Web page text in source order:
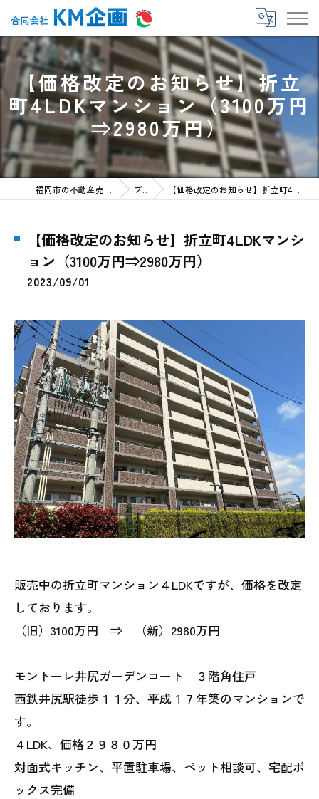
【価格改定のお知らせ】折立
町4LDKマンション（3100万円
⇒2980万円）
福岡市の不動産売却なら合同会社KM企画 ブログ 【価格改定のお知らせ】折立町4LDKマンション（3100万円⇒2980万円）
【価格改定のお知らせ】折立町4LDKマンシ
ョン（3100万円⇒2980万円）
2023/09/01
販売中の折立町マンション４LDKですが、価格を改定
しております。
（旧）3100万円 ⇒ （新）2980万円
モントーレ井尻ガーデンコート ３階角住戸
西鉄井尻駅徒歩１１分、平成１７年築のマンションで
す。
４LDK、価格２９８０万円
対面式キッチン、平置駐車場、ペット相談可、宅配ボ
ックス完備